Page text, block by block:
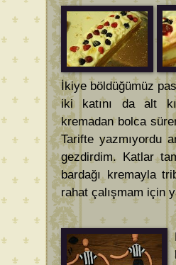
İkiye böldüğümüz
iki katını da alt
kremadan bolca
Tarifte yazmıyordu
gezdirdim. Katlar
bardağı kremayla
rahat çalışmam için